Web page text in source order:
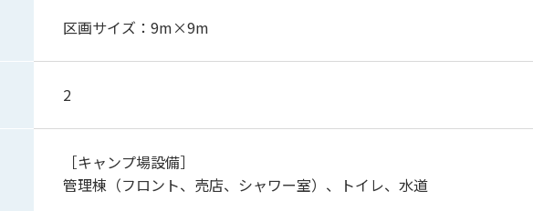
区画サイズ：9m×9m
2
［キャンプ場設備］
管理棟（フロント、売店、シャワー室）、トイレ、水道